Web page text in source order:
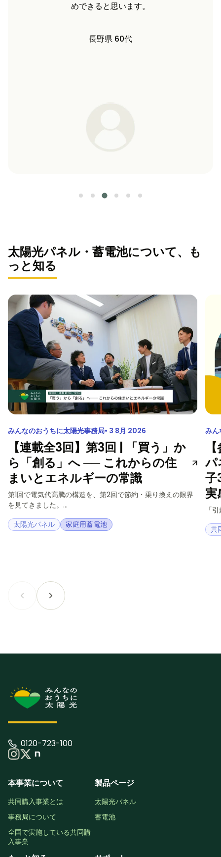
めできると思います。
長野県 60代
太陽光パネル・蓄電池について、も
っと知る
みんなのおうちに太陽光事務局 3 8月 2026
【連載全3回】第3回 | 「買う」か
ら「創る」へ ── これからの住
まいとエネルギーの常識
第1回で電気代高騰の構造を、第2回で節約・乗り換えの限界
を見てきました。...
太陽光パネル
家庭用蓄電池
みん
パ
子
実
「
共
0120-723-100
本事業について
共同購入事業とは
事務局について
全国で実施している共同購
入事業
製品ページ
太陽光パネル
蓄電池